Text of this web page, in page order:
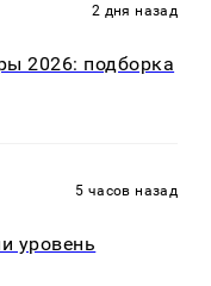
2 дня назад
2026: подборка
5 часов назад
уровень